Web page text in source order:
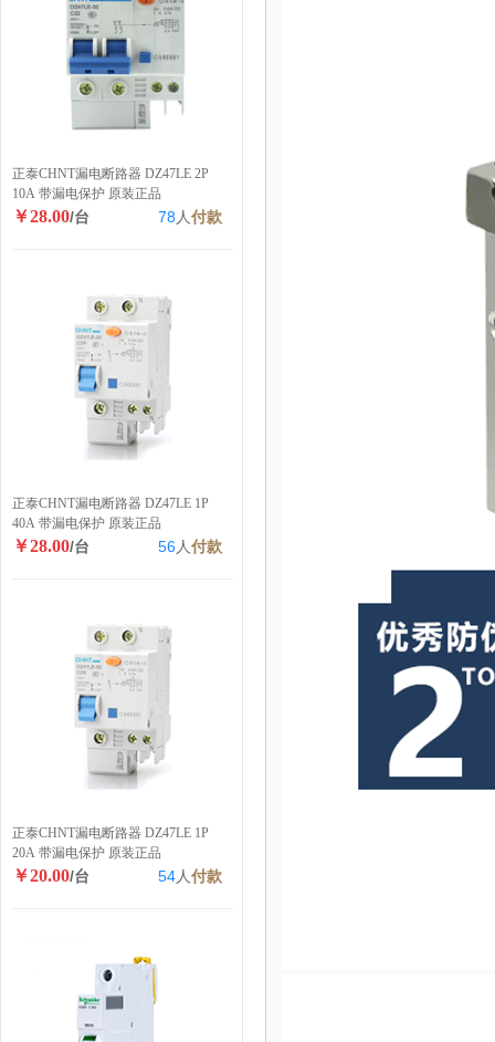
正泰CHNT漏电断路器 DZ47LE 2P
10A 带漏电保护 原装正品
￥28.00/台 78 人付款
正泰CHNT漏电断路器 DZ47LE 1P
40A 带漏电保护 原装正品
￥28.00/台 56人付款
正泰CHNT漏电断路器 DZ47LE 1P
20A 带漏电保护 原装正品
￥20.00/台 54人付款